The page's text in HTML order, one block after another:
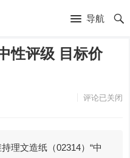
导航
性评级 目标价
评论已关闭
文造纸（02314）“中